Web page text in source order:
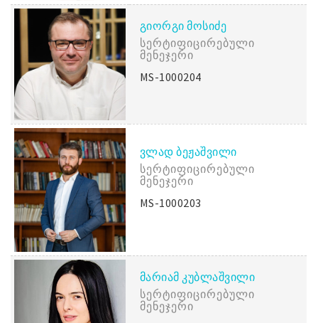
ᲒᲘᲝᲠᲒᲘ ᲛᲝᲡᲘᲫᲔ
Სერტიფიცირებული
Მენეჯერი
MS-1000204
ᲕᲚᲐᲓ ᲑᲔᲟᲐᲨᲕᲘᲚᲘ
Სერტიფიცირებული
Მენეჯერი
MS-1000203
ᲛᲐᲠᲘᲐᲛ ᲙᲣᲑᲚᲐᲨᲕᲘᲚᲘ
Სერტიფიცირებული
Მენეჯერი